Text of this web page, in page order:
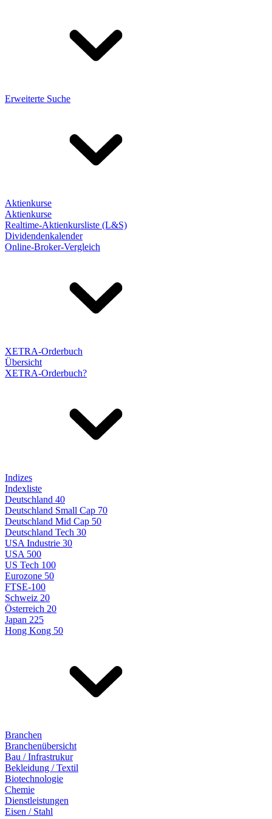
Erweiterte Suche
Aktienkurse
Aktienkurse
Realtime-Aktienkursliste (L&S)
Dividendenkalender
Online-Broker-Vergleich
XETRA-Orderbuch
Übersicht
XETRA-Orderbuch?
Indizes
Indexliste
Deutschland 40
Deutschland Small Cap 70
Deutschland Mid Cap 50
Deutschland Tech 30
USA Industrie 30
USA 500
US Tech 100
Eurozone 50
FTSE-100
Schweiz 20
Österreich 20
Japan 225
Hong Kong 50
Branchen
Branchenübersicht
Bau / Infrastrukur
Bekleidung / Textil
Biotechnologie
Chemie
Dienstleistungen
Eisen / Stahl